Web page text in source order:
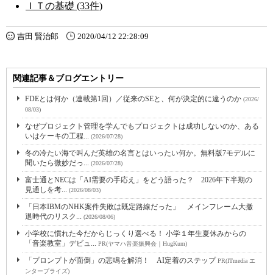
ＩＴの基礎 (33件)
吉田 賢治郎 2020/04/12 22:28:09
関連記事＆ブログエントリー
FDEとは何か（連載第1回）／従来のSEと、何が決定的に違うのか (2026/
08/03)
なぜプロジェクト管理を学んでもプロジェクトは成功しないのか、ある
いはケーキの工程... (2026/07/28)
冬の冷たい海で叫んだ英雄の名言とはいったい何か。無料版7モデルに
聞いたら微妙だっ... (2026/07/28)
富士通とNECは「AI需要の手応え」をどう語った？ 2026年下半期の
見通しを考... (2026/08/03)
「日本IBMのNHK案件失敗は既定路線だった」 メインフレーム大撤
退時代のリスク... (2026/08/06)
小学校に慣れた今だからじっくり選べる！ 小学１年生夏休みからの
「音楽教室」デビュ... PR(ヤマハ音楽振興会｜HugKum)
「プロンプトが面倒」の悲鳴を解消！ AI定着のステップPR(ITmedia エ
ンタープライズ)